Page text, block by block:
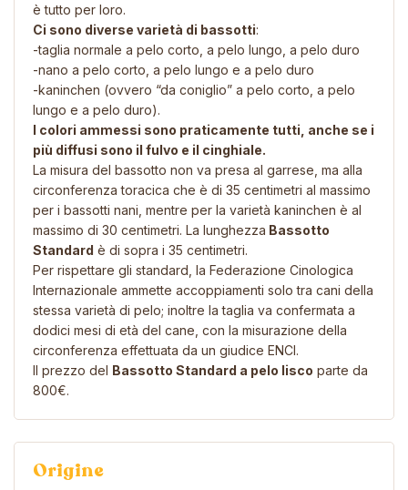
è tutto per loro.
Ci sono diverse varietà di bassotti:
-taglia normale a pelo corto, a pelo lungo, a pelo duro
-nano a pelo corto, a pelo lungo e a pelo duro
-kaninchen (ovvero “da coniglio” a pelo corto, a pelo
lungo e a pelo duro).
I colori ammessi sono praticamente tutti, anche se i
più diffusi sono il fulvo e il cinghiale.
La misura del bassotto non va presa al garrese, ma alla
circonferenza toracica che è di 35 centimetri al massimo
per i bassotti nani, mentre per la varietà kaninchen è al
massimo di 30 centimetri. La lunghezza Bassotto
Standard è di sopra i 35 centimetri.
Per rispettare gli standard, la Federazione Cinologica
Internazionale ammette accoppiamenti solo tra cani della
stessa varietà di pelo; inoltre la taglia va confermata a
dodici mesi di età del cane, con la misurazione della
circonferenza effettuata da un giudice ENCI.
Il prezzo del Bassotto Standard a pelo lisco parte da
800€.
Origine